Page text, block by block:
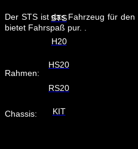
STS
H20
HS20
RS20
KIT
Der STS ist das Fahrzeug für
bietet Fahrspaß pur. .
Rahmen:
Chassis: